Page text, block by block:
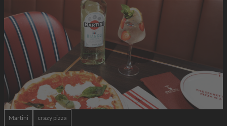
Martini crazy pizza